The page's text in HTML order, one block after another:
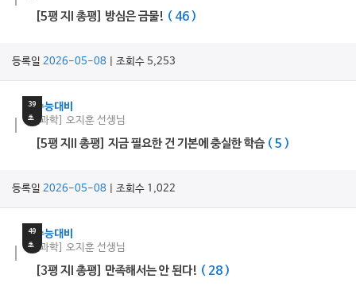
[5평 지I 총평] 방심은 금물! ( 46 )
등록일 2026-05-08 | 조회수 5,253
39
초
수능대비
[과학] 오지훈 선생님
[5평 지II 총평] 지금 필요한 건 기본에 충실한 학습 ( 5 )
등록일 2026-05-08 | 조회수 1,022
49
초
수능대비
[과학] 오지훈 선생님
[3평 지I 총평] 만족해서는 안 된다! ( 28 )